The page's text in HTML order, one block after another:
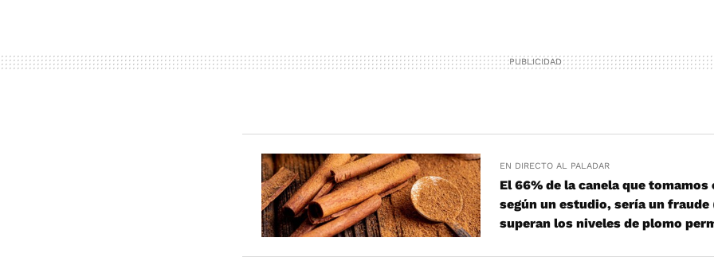
EN DIRECTO AL PALADAR
El 66% de la canela que tomamos
según un estudio, sería un fraude
superan los niveles de plomo